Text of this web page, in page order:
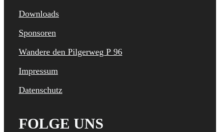
Downloads
Sponsoren
Wandere den Pilgerweg P 96
Impressum
Datenschutz
FOLGE UNS